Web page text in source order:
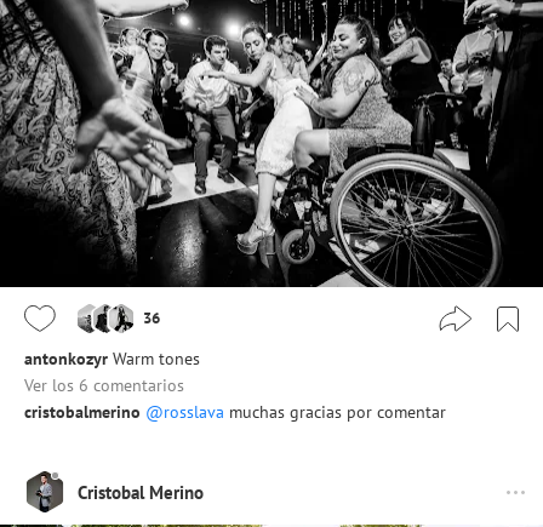
36
antonkozyr Warm tones
Ver los 6 comentarios
cristobalmerino @rosslava muchas gracias por comentar
Cristobal Merino